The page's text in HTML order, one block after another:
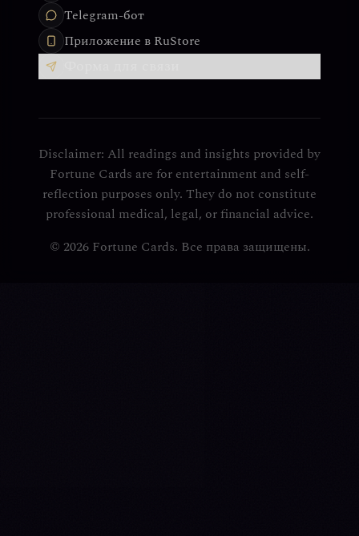
Telegram-бот
Приложение в RuStore
Disclaimer: All readings and insights provided by
Fortune Cards are for entertainment and self-
reflection purposes only. They do not constitute
professional medical, legal, or financial advice.
© 2026 Fortune Cards. Все права защищены.